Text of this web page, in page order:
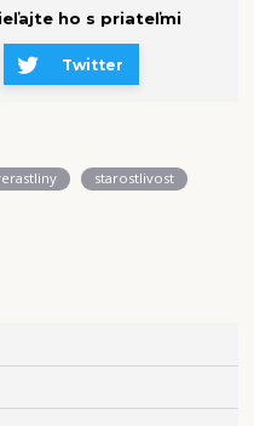
ho s priateľmi
Twitter
starostlivost